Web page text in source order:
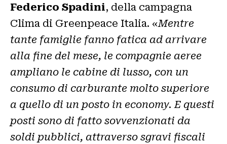
Federico Spadini, della campagna
Clima di Greenpeace Italia. «Mentre
tante famiglie fanno fatica ad arrivare
alla fine del mese, le compagnie aeree
ampliano le cabine di lusso, con un
consumo di carburante molto superiore
a quello di un posto in economy. E questi
posti sono di fatto sovvenzionati da
soldi pubblici, attraverso sgravi fiscali